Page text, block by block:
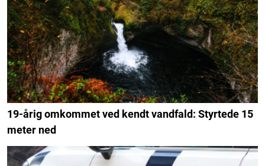
19-årig omkommet ved kendt vandfald: Styrtede 15
meter ned